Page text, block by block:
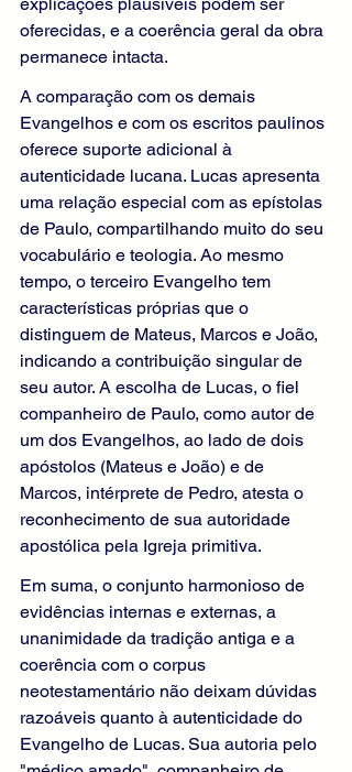
explicações plausíveis podem ser
oferecidas, e a coerência geral da obra
permanece intacta.
A comparação com os demais
Evangelhos e com os escritos paulinos
oferece suporte adicional à
autenticidade lucana. Lucas apresenta
uma relação especial com as epístolas
de Paulo, compartilhando muito do seu
vocabulário e teologia. Ao mesmo
tempo, o terceiro Evangelho tem
características próprias que o
distinguem de Mateus, Marcos e João,
indicando a contribuição singular de
seu autor. A escolha de Lucas, o fiel
companheiro de Paulo, como autor de
um dos Evangelhos, ao lado de dois
apóstolos (Mateus e João) e de
Marcos, intérprete de Pedro, atesta o
reconhecimento de sua autoridade
apostólica pela Igreja primitiva.
Em suma, o conjunto harmonioso de
evidências internas e externas, a
unanimidade da tradição antiga e a
coerência com o corpus
neotestamentário não deixam dúvidas
razoáveis quanto à autenticidade do
Evangelho de Lucas. Sua autoria pelo